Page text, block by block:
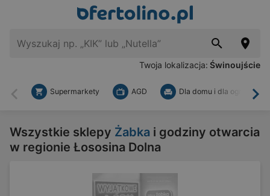
Twoja lokalizacja: Świnoujście
Wstecz
Supermarkety AGD Dla domu i dla ogrodu
Wszystkie sklepy Żabka i godziny otwarcia
w regionie Łososina Dolna